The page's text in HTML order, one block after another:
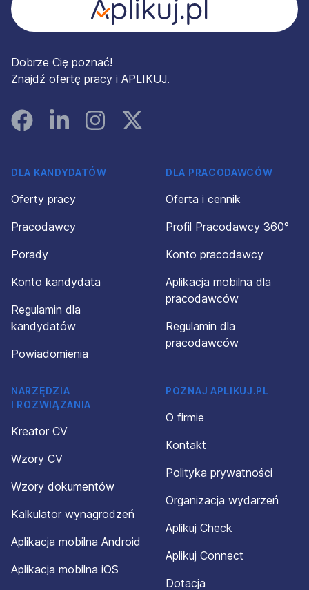
Dobrze Cię poznać!
Znajdź ofertę pracy i APLIKUJ.
FacebookLinked InInstagramInstagram
DLA KANDYDATÓW
Oferty pracy
Pracodawcy
Porady
Konto kandydata
Regulamin dla
kandydatów
Powiadomienia
DLA PRACODAWCÓW
Oferta i cennik
Profil Pracodawcy 360°
Konto pracodawcy
Aplikacja mobilna dla
pracodawców
Regulamin dla
pracodawców
NARZĘDZIA
I ROZWIĄZANIA
Kreator CV
Wzory CV
Wzory dokumentów
Kalkulator wynagrodzeń
Aplikacja mobilna Android
Aplikacja mobilna iOS
POZNAJ APLIKUJ.PL
O firmie
Kontakt
Polityka prywatności
Organizacja wydarzeń
Aplikuj Check
Aplikuj Connect
Dotacja